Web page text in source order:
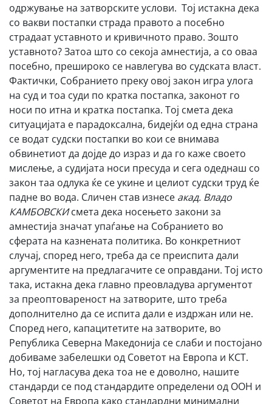
одржување на затворските услови. Тој истакна дека
со вакви постапки страда правото а посебно
страдаат уставното и кривичното право. Зошто
уставното? Затоа што со секоја амнестија, а со оваа
посебно, прешироко се навлегува во судската власт.
Фактички, Собранието преку овој закон игра улога
на суд и тоа суди по кратка постапка, законот го
носи по итна и кратка постапка. Тој смета дека
ситуацијата е парадоксална, бидејќи од една страна
се водат судски постапки во кои се внимава
обвинетиот да дојде до израз и да го каже своето
мислење, а судијата носи пресуда и сега одеднаш со
закон таа одлука ќе се укине и целиот судски труд ќе
падне во вода. Сличен став изнесе акад. Владо
КАМБОВСКИсмета дека носењето закони за
амнестија значат упаѓање на Собранието во
сферата на казнената политика. Во конкретниот
случај, според него, треба да се преиспита дали
аргументите на предлагачите се оправдани. Тој исто
така, истакна дека главно преовладува аргументот
за преоптовареност на затворите, што треба
дополнително да се испита дали е издржан или не.
Според него, капацитетите на затворите, во
Република Северна Македонија се слаби и постојано
добиваме забелешки од Советот на Европа и КСТ.
Но, тој нагласува дека тоа не е доволно, нашите
стандарди се под стандардите определени од ООН и
Советот на Европа како стандардни минимални